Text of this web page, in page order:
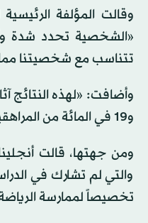
وقالت المؤلفة
«الشخصية تحدد شدة
تتناسب مع شخصيتنا
و19 في المائة من المراهقين حول العالم يمارسون 150 دقيقة من النشاط البدني أسبوعياً».
ومن جهتها، قالت
والتي لم تشارك في
تخصيصاً لممارسة